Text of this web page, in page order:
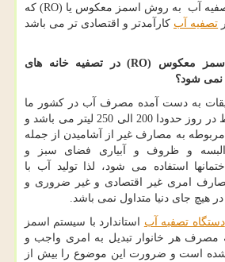
آب به روش اسمز معکوس یا (RO) که
تصفیه آب کارآمدتر و اقتصادی تر می باشد
معکوس (RO) در تصفیه خانه های
نمی شود؟
به دست آمده مصرف آب در کشور ما
برای هر خانواده متوسط در روز حدودا 200 الی 250 لیتر می باشد و
به مصارف غیر از آشامیدن از جمله
و ظروف و آبیاری فضای سبز و
استفاده می شود، لذا تولید آب با
امری غیر اقتصادی و غیر ضروری و
هیچ جای دنیا متداول نمی باشد.
دستگاه تصفیه آب استاندارد با سیستم اسمز
مصرف هر خانوار تبدیل به امری واجب و
شده است و ضرورت این موضوع را بیش از